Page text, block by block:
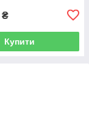
₴
Купити